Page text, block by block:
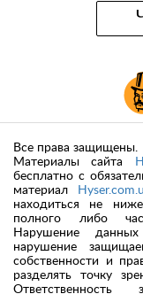
Все права защищены.
Материалы сайта
бесплатно с
материал
находиться не
полного либо
Нарушение
нарушение
собственности и
разделять точку